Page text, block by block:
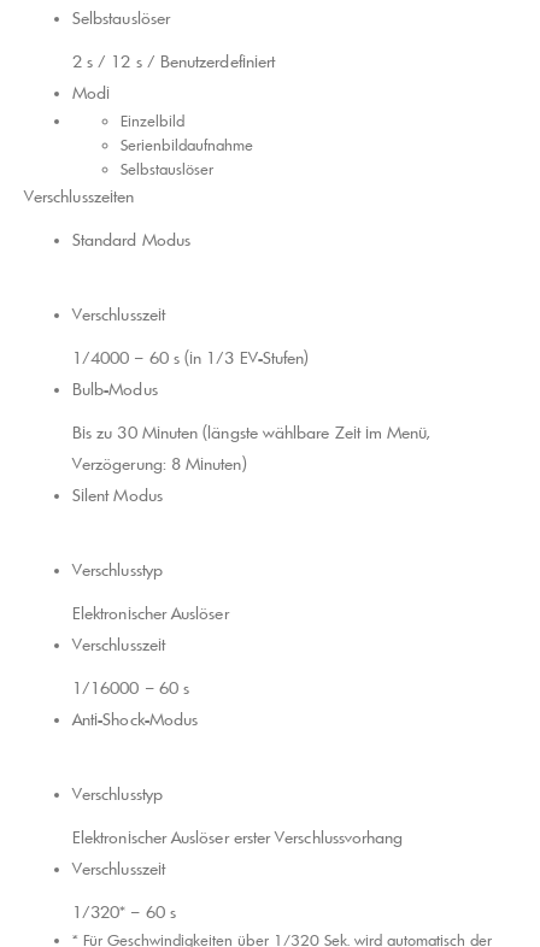
Selbstauslöser
2 s / 12 s / Benutzerdefiniert
Modi
Einzelbild
Serienbildaufnahme
Selbstauslöser
Verschlusszeiten
Standard Modus
Verschlusszeit
1/4000 – 60 s (in 1/3 EV-Stufen)
Bulb-Modus
Bis zu 30 Minuten (längste wählbare Zeit im Menü,
Verzögerung: 8 Minuten)
Silent Modus
Verschlusstyp
Elektronischer Auslöser
Verschlusszeit
1/16000 – 60 s
Anti-Shock-Modus
Verschlusstyp
Elektronischer Auslöser erster Verschlussvorhang
Verschlusszeit
1/320* – 60 s
* Für Geschwindigkeiten über 1/320 Sek. wird automatisch der